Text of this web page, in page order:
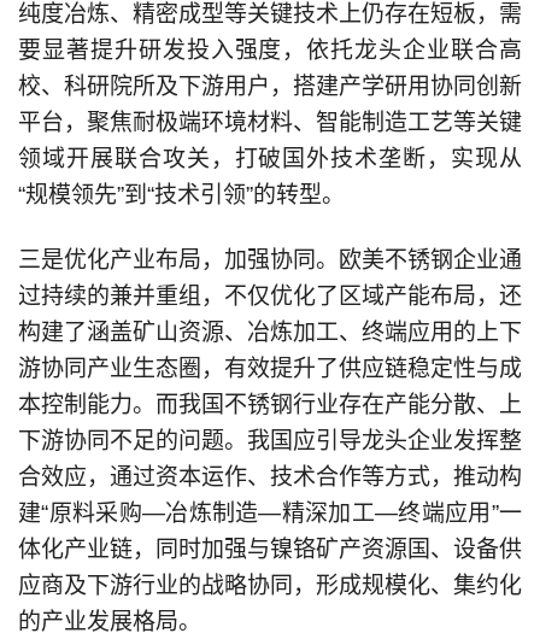
纯度冶炼、精密成型等关键技术上仍存在短板，需
要显著提升研发投入强度，依托龙头企业联合高
校、科研院所及下游用户，搭建产学研用协同创新
平台，聚焦耐极端环境材料、智能制造工艺等关键
领域开展联合攻关，打破国外技术垄断，实现从
“规模领先”到“技术引领”的转型。
三是优化产业布局，加强协同。欧美不锈钢企业通
过持续的兼并重组，不仅优化了区域产能布局，还
构建了涵盖矿山资源、冶炼加工、终端应用的上下
游协同产业生态圈，有效提升了供应链稳定性与成
本控制能力。而我国不锈钢行业存在产能分散、上
下游协同不足的问题。我国应引导龙头企业发挥整
合效应，通过资本运作、技术合作等方式，推动构
建“原料采购—冶炼制造—精深加工—终端应用”一
体化产业链，同时加强与镍铬矿产资源国、设备供
应商及下游行业的战略协同，形成规模化、集约化
的产业发展格局。